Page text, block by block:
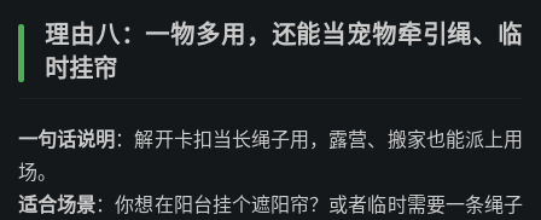
理由八：一物多用，还能当宠物牵引绳、临
时挂帘
一句话说明 ：解开卡扣当长绳子用，露营、搬家也能派上用
场。
适合场景：你想在阳台挂个遮阳帘？或者临时需要一条绳子